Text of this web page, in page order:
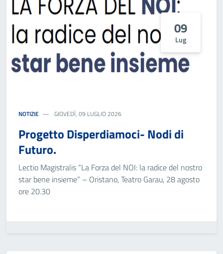
09
Lug
NOTIZIE GIOVEDÌ, 09 LUGLIO 2026
Progetto Disperdiamoci- Nodi di
Futuro.
Lectio Magistralis “La Forza del NOI: la radice del nostro
star bene insieme” – Oristano, Teatro Garau, 28 agosto
ore 20.30